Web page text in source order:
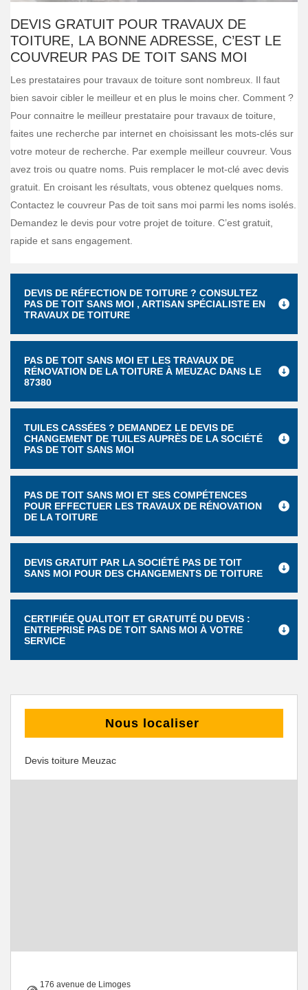
DEVIS GRATUIT POUR TRAVAUX DE
TOITURE, LA BONNE ADRESSE, C’EST LE
COUVREUR PAS DE TOIT SANS MOI
Les prestataires pour travaux de toiture sont nombreux. Il faut
bien savoir cibler le meilleur et en plus le moins cher. Comment ?
Pour connaitre le meilleur prestataire pour travaux de toiture,
faites une recherche par internet en choisissant les mots-clés sur
votre moteur de recherche. Par exemple meilleur couvreur. Vous
avez trois ou quatre noms. Puis remplacer le mot-clé avec devis
gratuit. En croisant les résultats, vous obtenez quelques noms.
Contactez le couvreur Pas de toit sans moi parmi les noms isolés.
Demandez le devis pour votre projet de toiture. C’est gratuit,
rapide et sans engagement.
DEVIS DE RÉFECTION DE TOITURE ? CONSULTEZ
PAS DE TOIT SANS MOI , ARTISAN SPÉCIALISTE EN
TRAVAUX DE TOITURE
PAS DE TOIT SANS MOI ET LES TRAVAUX DE
RÉNOVATION DE LA TOITURE À MEUZAC DANS LE
87380
TUILES CASSÉES ? DEMANDEZ LE DEVIS DE
CHANGEMENT DE TUILES AUPRÈS DE LA SOCIÉTÉ
PAS DE TOIT SANS MOI
PAS DE TOIT SANS MOI ET SES COMPÉTENCES
POUR EFFECTUER LES TRAVAUX DE RÉNOVATION
DE LA TOITURE
DEVIS GRATUIT PAR LA SOCIÉTÉ PAS DE TOIT
SANS MOI POUR DES CHANGEMENTS DE TOITURE
CERTIFIÉE QUALITOIT ET GRATUITÉ DU DEVIS :
ENTREPRISE PAS DE TOIT SANS MOI À VOTRE
SERVICE
Nous localiser
Devis toiture Meuzac
176 avenue de Limoges